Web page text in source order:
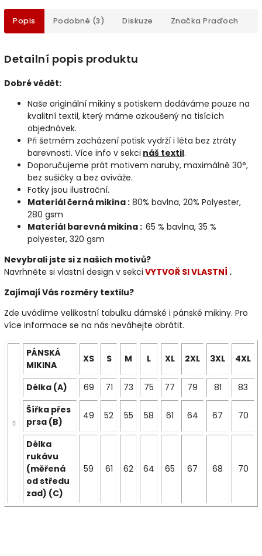
Popis Podobné (3) Diskuze Značka Praďoch
Detailní popis produktu
Dobré vědět:
Naše originální mikiny s potiskem dodáváme pouze na
kvalitní textil, který máme ozkoušený na tisících
objednávek.
Při šetrném zacházení potisk vydrží i léta bez ztráty
barevnosti. Více info v sekci náš textil.
Doporučujeme prát motivem naruby, maximálně 30°,
bez sušičky a bez aviváže.
Fotky jsou ilustrační.
Materiál černá mikina : 80% bavlna, 20% Polyester,
280 gsm
Materiál barevná mikina : 65 % bavlna, 35 %
polyester, 320 gsm
Nevybrali jste si z našich motivů?
Navrhněte si vlastní design v sekci VYTVOŘ SI VLASTNÍ .
Zajímají Vás rozměry textilu?
Zde uvádíme velikostní tabulku dámské i pánské mikiny. Pro
více informace se na nás neváhejte obrátit.
PÁNSKÁ
MIKINA
XS S M L XL 2XL 3XL 4XL
Délka (A) 69 71 73 75 77 79 81
83
Šířka přes
prsa (B)
49 52 55 58 61 64 67 70
Délka
rukávu
(měřená
od středu
zad) (C)
59 61 62 64 65 67 68 70